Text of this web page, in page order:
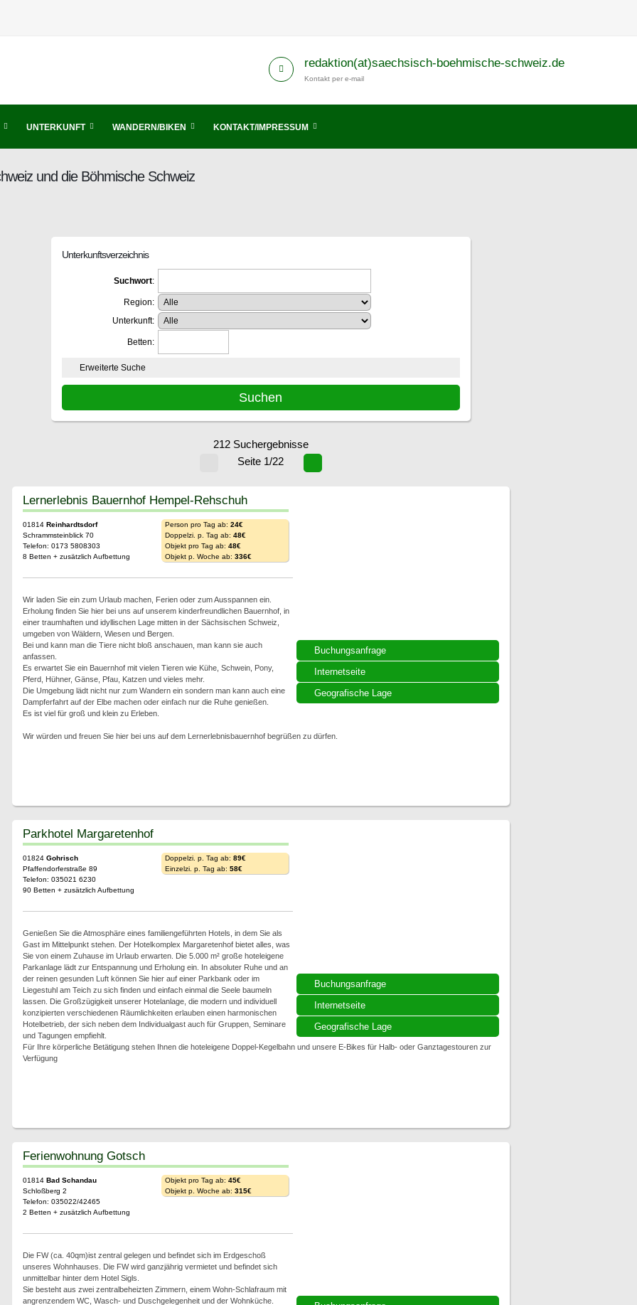
redaktion(at)saechsisch-boehmische-schweiz.de
Kontakt per e-mail
UNTERKUNFT WANDERN/BIKEN KONTAKT/IMPRESSUM
und die Böhmische Schweiz
Unterkunftsverzeichnis
Suchwort:
Region:
Unterkunft:
Betten:
Erweiterte Suche
212 Suchergebnisse
Seite 1/22
Buchungsanfrage
Internetseite
Geografische Lage
Lernerlebnis Bauernhof Hempel-Rehschuh
01814 Reinhardtsdorf
Schrammsteinblick 70
Telefon: 0173 5808303
8 Betten + zusätzlich Aufbettung
Person pro Tag ab: 24€
Doppelzi. p. Tag ab: 48€
Objekt pro Tag ab: 48€
Objekt p. Woche ab: 336€
Wir laden Sie ein zum Urlaub machen, Ferien oder zum Ausspannen ein.
Erholung finden Sie hier bei uns auf unserem kinderfreundlichen Bauernhof, in
einer traumhaften und idyllischen Lage mitten in der Sächsischen Schweiz,
umgeben von Wäldern, Wiesen und Bergen.
Bei und kann man die Tiere nicht bloß anschauen, man kann sie auch
anfassen.
Es erwartet Sie ein Bauernhof mit vielen Tieren wie Kühe, Schwein, Pony,
Pferd, Hühner, Gänse, Pfau, Katzen und vieles mehr.
Die Umgebung lädt nicht nur zum Wandern ein sondern man kann auch eine
Dampferfahrt auf der Elbe machen oder einfach nur die Ruhe genießen.
Es ist viel für groß und klein zu Erleben.
Wir würden und freuen Sie hier bei uns auf dem Lernerlebnisbauernhof begrüßen zu dürfen.
Buchungsanfrage
Internetseite
Geografische Lage
Parkhotel Margaretenhof
01824 Gohrisch
Pfaffendorferstraße 89
Telefon: 035021 6230
90 Betten + zusätzlich Aufbettung
Doppelzi. p. Tag ab: 89€
Einzelzi. p. Tag ab: 58€
Genießen Sie die Atmosphäre eines familiengeführten Hotels, in dem Sie als
Gast im Mittelpunkt stehen. Der Hotelkomplex Margaretenhof bietet alles, was
Sie von einem Zuhause im Urlaub erwarten. Die 5.000 m² große hoteleigene
Parkanlage lädt zur Entspannung und Erholung ein. In absoluter Ruhe und an
der reinen gesunden Luft können Sie hier auf einer Parkbank oder im
Liegestuhl am Teich zu sich finden und einfach einmal die Seele baumeln
lassen. Die Großzügigkeit unserer Hotelanlage, die modern und individuell
konzipierten verschiedenen Räumlichkeiten erlauben einen harmonischen
Hotelbetrieb, der sich neben dem Individualgast auch für Gruppen, Seminare
und Tagungen empfiehlt.
Für Ihre körperliche Betätigung stehen Ihnen die hoteleigene Doppel-Kegelbahn und unsere E-Bikes für Halb- oder Ganztagestouren zur
Verfügung
Ferienwohnung Gotsch
01814 Bad Schandau
Schloßberg 2
Telefon: 035022/42465
2 Betten + zusätzlich Aufbettung
Objekt pro Tag ab: 45€
Objekt p. Woche ab: 315€
Die FW (ca. 40qm)ist zentral gelegen und befindet sich im Erdgeschoß
unseres Wohnhauses. Die FW wird ganzjährig vermietet und befindet sich
unmittelbar hinter dem Hotel Sigls.
Sie besteht aus zwei zentralbeheizten Zimmern, einem Wohn-Schlafraum mit
angrenzendem WC, Wasch- und Duschgelegenheit und der Wohnküche.